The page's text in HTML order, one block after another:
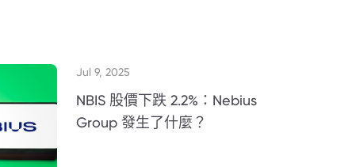
Jul 9, 2025
NBIS 股價下跌 2.2%：Nebius
Group 發生了什麼？